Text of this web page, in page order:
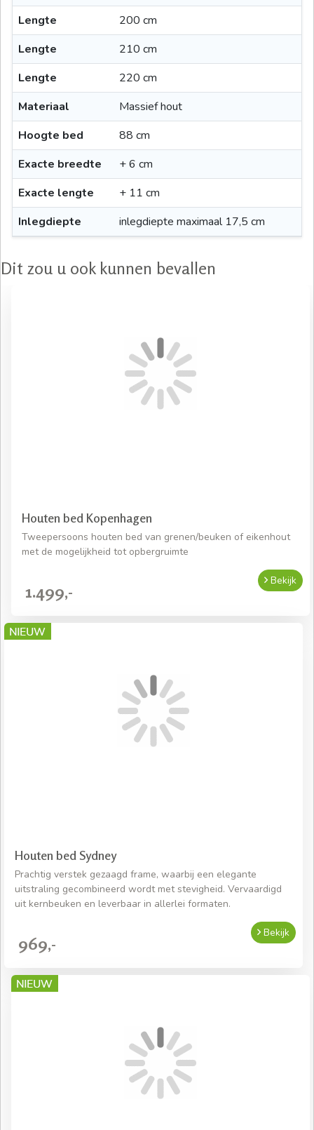
Lengte
200 cm
Lengte
210 cm
Lengte
220 cm
Materiaal
Massief hout
Hoogte bed
88 cm
Exacte breedte
+ 6 cm
Exacte lengte
+ 11 cm
Inlegdiepte
inlegdiepte maximaal 17,5 cm
Dit zou u ook kunnen bevallen
Houten bed Kopenhagen
Tweepersoons houten bed van grenen/beuken of eikenhout
met de mogelijkheid tot opbergruimte
1.499,-
Bekijk
Houten bed Sydney
Prachtig verstek gezaagd frame, waarbij een elegante
uitstraling gecombineerd wordt met stevigheid. Vervaardigd
uit kernbeuken en leverbaar in allerlei formaten.
969,-
Bekijk